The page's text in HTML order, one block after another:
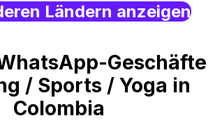
Ländern anzeigen
Geschäfte
/ Sports / Yoga in
Colombia